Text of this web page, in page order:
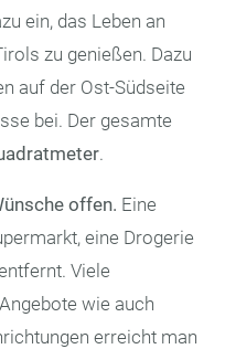
ein, das Leben an
zu genießen. Dazu
auf der Ost-Südseite
bei. Der gesamte
.
offen. Eine
eine Drogerie
Viele
wie auch
erreicht man